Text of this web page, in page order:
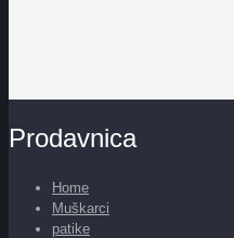
Prodavnica
Home
Muškarci
patike